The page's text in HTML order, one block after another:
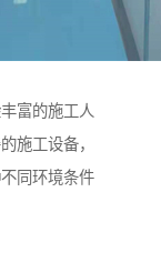
富的施工人
施工设备，
同环境条件